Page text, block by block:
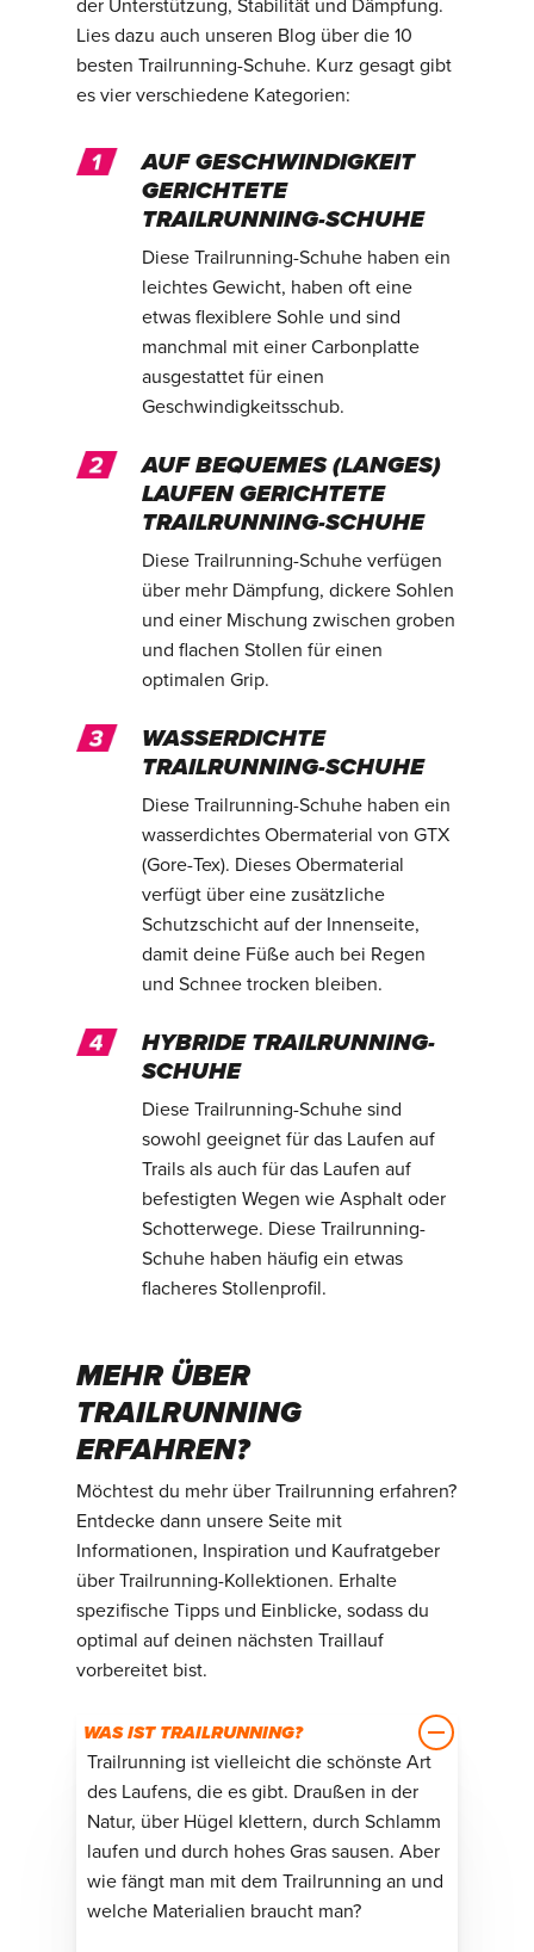
der Unterstützung, Stabilität und Dämpfung.
Lies dazu auch unseren Blog über die 10
besten Trailrunning-Schuhe. Kurz gesagt gibt
es vier verschiedene Kategorien:
AUF GESCHWINDIGKEIT
GERICHTETE
TRAILRUNNING-SCHUHE
Diese Trailrunning-Schuhe haben ein
leichtes Gewicht, haben oft eine
etwas flexiblere Sohle und sind
manchmal mit einer Carbonplatte
ausgestattet für einen
Geschwindigkeitsschub.
AUF BEQUEMES (LANGES)
LAUFEN GERICHTETE
TRAILRUNNING-SCHUHE
Diese Trailrunning-Schuhe verfügen
über mehr Dämpfung, dickere Sohlen
und einer Mischung zwischen groben
und flachen Stollen für einen
optimalen Grip.
WASSERDICHTE
TRAILRUNNING-SCHUHE
Diese Trailrunning-Schuhe haben ein
wasserdichtes Obermaterial von GTX
(Gore-Tex). Dieses Obermaterial
verfügt über eine zusätzliche
Schutzschicht auf der Innenseite,
damit deine Füße auch bei Regen
und Schnee trocken bleiben.
HYBRIDE TRAILRUNNING-
SCHUHE
Diese Trailrunning-Schuhe sind
sowohl geeignet für das Laufen auf
Trails als auch für das Laufen auf
befestigten Wegen wie Asphalt oder
Schotterwege. Diese Trailrunning-
Schuhe haben häufig ein etwas
flacheres Stollenprofil.
MEHR ÜBER
TRAILRUNNING
ERFAHREN?
Möchtest du mehr über Trailrunning erfahren?
Entdecke dann unsere Seite mit
Informationen, Inspiration und Kaufratgeber
über Trailrunning-Kollektionen. Erhalte
spezifische Tipps und Einblicke, sodass du
optimal auf deinen nächsten Traillauf
vorbereitet bist.
WAS IST TRAILRUNNING?
Trailrunning ist vielleicht die schönste Art
des Laufens, die es gibt. Draußen in der
Natur, über Hügel klettern, durch Schlamm
laufen und durch hohes Gras sausen. Aber
wie fängt man mit dem Trailrunning an und
welche Materialien braucht man?